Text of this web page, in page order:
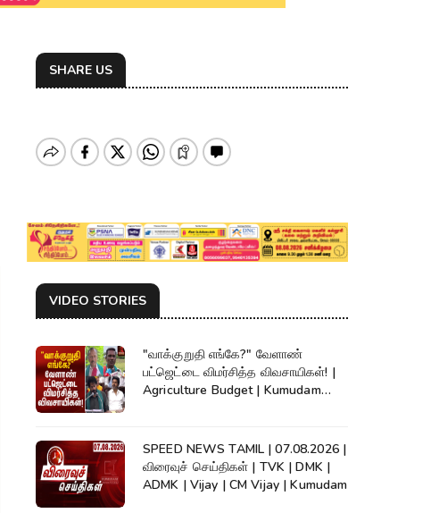
SHARE US
VIDEO STORIES
"வாக்குறுதி எங்கே?" வேளாண்
பட்ஜெட்டை விமர்சித்த விவசாயிகள்! |
Agriculture Budget | Kumudam
SPEED NEWS TAMIL | 07.08.2026 |
விரைவுச் செய்திகள் | TVK | DMK |
ADMK | Vijay | CM Vijay | Kumudam